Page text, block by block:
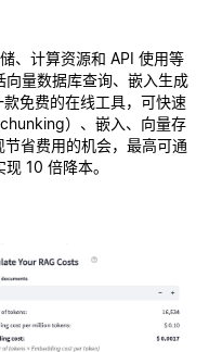
、计算资源和 API 使用等
量数据库查询、嵌入生成
款免费的在线工具，可快速
）、嵌入、向量存
省费用的机会，最高可通
10 倍降本。